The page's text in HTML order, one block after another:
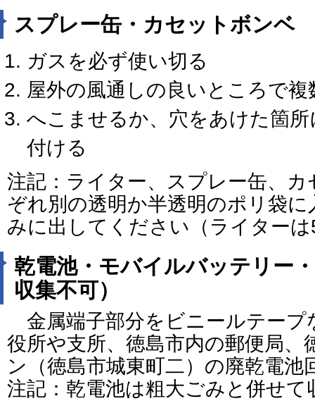
スプレー缶・カセットボンベ
ガスを必ず使い切る
屋外の風通しの良いところで
へこませるか、穴をあけた箇
付ける
注記：ライター、スプレー缶、
ぞれ別の透明か半透明のポリ袋
みに出してください（ライター
乾電池・モバイルバッテリー
収集不可）
金属端子部分をビニールテープ
役所や支所、徳島市内の郵便局、
ン（徳島市城東町二）の廃乾電池
注記：乾電池は粗大ごみと併せて